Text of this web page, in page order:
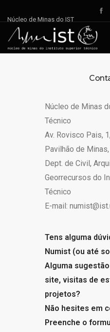
Núcleo de Minas do IST
DOCUMENTOS
REPOSITÓRIO
QUEM SOMOS
Núcleo de Minas
Técnico
Av. Rovisco Pais,
Pavilhão de
Dept. de Civil,
Georrecursos do
Técnico
E-mail:
Tens alguma
Numist (ou até
Alguma
site, visitas de
projetos?
Não hesites em
Preenche o